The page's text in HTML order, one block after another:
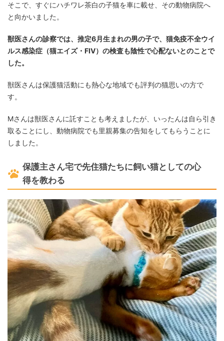
そこで、すぐにハチワレ茶白の子猫を車に載せ、その動物病院へ
と向かいました。
獣医さんの診察では、推定6月生まれの男の子で、猫免疫不全ウイ
ルス感染症（猫エイズ・FIV）の検査も陰性で心配ないとのことで
した。
獣医さんは保護猫活動にも熱心な地域でも評判の猫思いの方で
す。
Mさんは獣医さんに託すことも考えましたが、いったんは自ら引き
取ることにし、動物病院でも里親募集の告知をしてもらうことに
しました。
保護主さん宅で先住猫たちに飼い猫としての心
得を教わる